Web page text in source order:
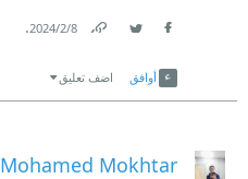
8‏/2‏/2024
.
أوافق اضف تعليق
Mohamed Mokhtar